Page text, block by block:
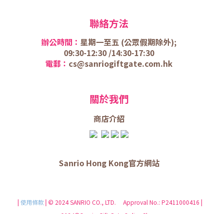
聯絡方法
辦公時間： 星期一至五 (公眾假期除外);
09:30-12:30 /14:30-17:30
電郵： cs@sanriogiftgate.com.hk
關於我們
商店介紹
Sanrio Hong Kong官方網站
| 使用條款| © 2024 SANRIO CO., LTD. Approval No.: P2411000416 |